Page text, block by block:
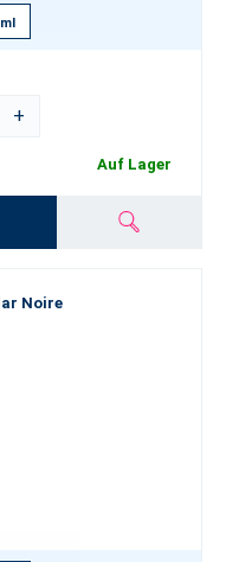
ml
+
Auf Lager
Noire